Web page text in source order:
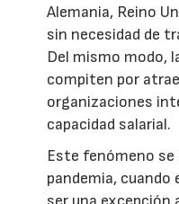
Alemania, Reino
sin necesidad de
Del mismo modo,
compiten por
organizaciones
capacidad salarial.
Este fenómeno
pandemia,